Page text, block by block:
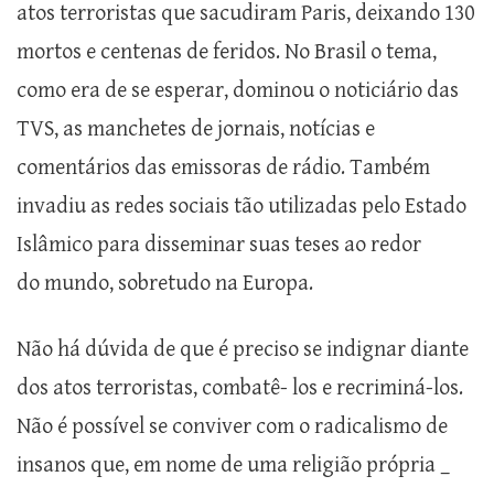
atos terroristas que sacudiram Paris, deixando 130
mortos e centenas de feridos. No Brasil o tema,
como era de se esperar, dominou o noticiário das
TVS, as manchetes de jornais, notícias e
comentários das emissoras de rádio. Também
invadiu as redes sociais tão utilizadas pelo Estado
Islâmico para disseminar suas teses ao redor
do mundo, sobretudo na Europa.
Não há dúvida de que é preciso se indignar diante
dos atos terroristas, combatê- los e recriminá-los.
Não é possível se conviver com o radicalismo de
insanos que, em nome de uma religião própria _